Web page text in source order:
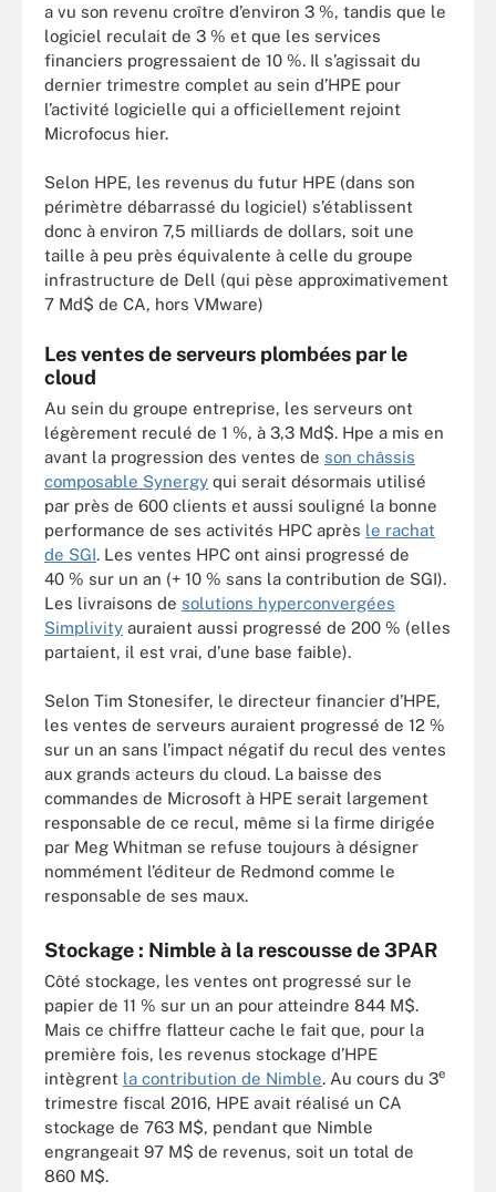
a vu son revenu croître d’environ 3 %, tandis que le
logiciel reculait de 3 % et que les services
financiers progressaient de 10 %. Il s’agissait du
dernier trimestre complet au sein d’HPE pour
l’activité logicielle qui a officiellement rejoint
Microfocus hier.
Selon HPE, les revenus du futur HPE (dans son
périmètre débarrassé du logiciel) s’établissent
donc à environ 7,5 milliards de dollars, soit une
taille à peu près équivalente à celle du groupe
infrastructure de Dell (qui pèse approximativement
7 Md$ de CA, hors VMware)
Les ventes de serveurs plombées par le
cloud
Au sein du groupe entreprise, les serveurs ont
légèrement reculé de 1 %, à 3,3 Md$. Hpe a mis en
avant la progression des ventes de son châssis
composable Synergy qui serait désormais utilisé
par près de 600 clients et aussi souligné la bonne
performance de ses activités HPC après le rachat
de SGI. Les ventes HPC ont ainsi progressé de
40 % sur un an (+ 10 % sans la contribution de SGI).
Les livraisons de solutions hyperconvergées
Simplivity auraient aussi progressé de 200 % (elles
partaient, il est vrai, d’une base faible).
Selon Tim Stonesifer, le directeur financier d’HPE,
les ventes de serveurs auraient progressé de 12 %
sur un an sans l’impact négatif du recul des ventes
aux grands acteurs du cloud. La baisse des
commandes de Microsoft à HPE serait largement
responsable de ce recul, même si la firme dirigée
par Meg Whitman se refuse toujours à désigner
nommément l’éditeur de Redmond comme le
responsable de ses maux.
Stockage : Nimble à la rescousse de 3PAR
Côté stockage, les ventes ont progressé sur le
papier de 11 % sur un an pour atteindre 844 M$.
Mais ce chiffre flatteur cache le fait que, pour la
première fois, les revenus stockage d’HPE
intègrent la contribution de Nimble. Au cours du 3e
trimestre fiscal 2016, HPE avait réalisé un CA
stockage de 763 M$, pendant que Nimble
engrangeait 97 M$ de revenus, soit un total de
860 M$.